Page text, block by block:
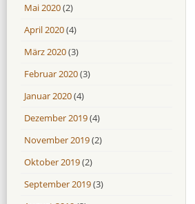
Mai 2020(2)
April 2020(4)
März 2020(3)
Februar 2020(3)
Januar 2020(4)
Dezember 2019(4)
November 2019(2)
Oktober 2019(2)
September 2019(3)